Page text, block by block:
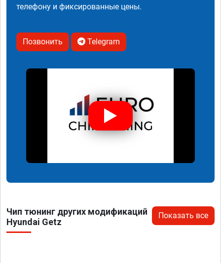
телефону и фиксированные цены.
Позвонить Telegram
Чип тюнинг других модификаций
Hyundai Getz
Показать все